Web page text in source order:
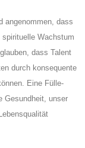
angenommen, dass
Wachstum
dass Talent
durch konsequente
Eine Fülle-
Gesundheit, unser